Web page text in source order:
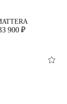
900 ₽